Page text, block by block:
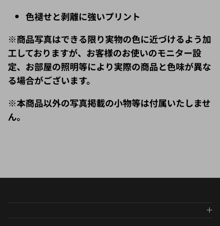
色褪せと剥離に強いプリント
※商品写真はできる限り実物の色に近づけるよう加
工しておりますが、お客様のお使いのモニター設
定、お部屋の照明等により実際の商品と色味が異な
る場合がございます。
※本商品以外の写真掲載の小物等は付属いたしませ
ん。